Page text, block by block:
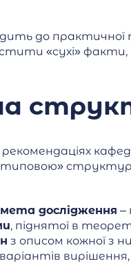
до
«сухі»
дослідження –
, піднятої в
з описом кожної з
варіантів